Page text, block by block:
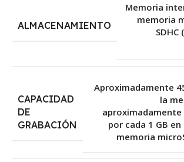
ALMACENAMIENTO
Memoria
memoria
CAPACIDAD
DE
GRABACIÓN
Aproximadamente
la
aproximadamente
por cada 1 GB
memoria